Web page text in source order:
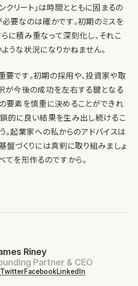
クリート」は時間とともに固まるの
要なのは確かです。初期のミスを
に積み重なって深刻化し、それこ
うな状況になりかねません。
です。初期の採用や、投資家や取
が今後の成功を左右する鍵となる
要素を慎重に決めることができれ
的に良い結果を生み出し続けるこ
。起業家への私からのアドバイスは
盤づくりには真剣に取り組みましょ
てを形作るのですから。
Riney
Partner & CEO
FacebookLinkedIn